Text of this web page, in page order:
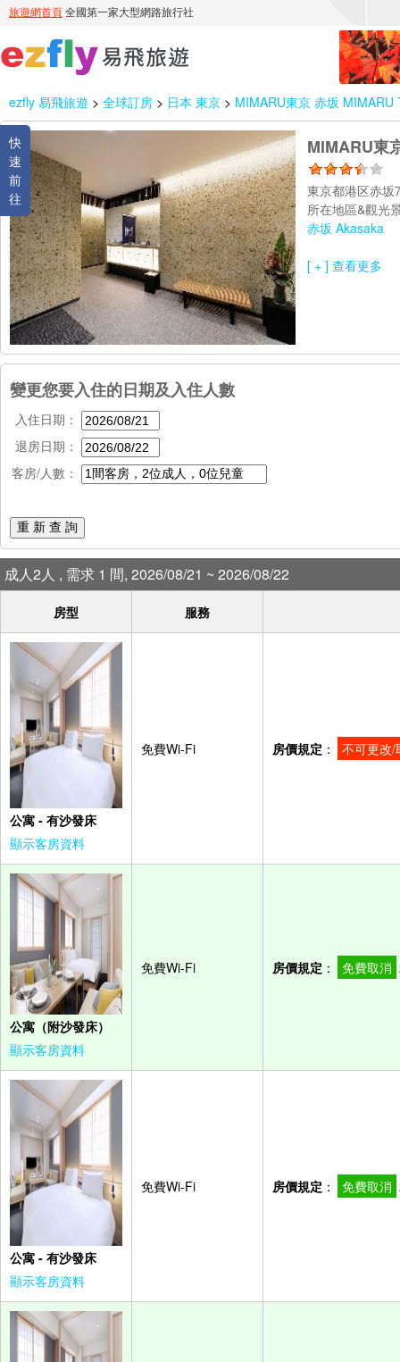
ezfly 易飛旅遊 > 全球訂房 > 日本 東京 > MIMARU東京 赤坂 MIMARU
快
速
前
往
MIMARU東
東京都港区赤
所在地區&觀光
赤坂 Akasaka
[ + ] 查看更多
變更您要入住的日期及入住人數
入住日期：
退房日期：
客房/人數：
重 新 查 詢
成人2人 , 需求 1 間, 2026/08/21 ~ 2026/08/22
房型 服務
公寓 - 有沙發床
顯示客房資料
免費Wi-Fi 房價規定 ： 不可更改/
公寓（附沙發床）
顯示客房資料
免費Wi-Fi 房價規定 ： 免費取消
公寓 - 有沙發床
顯示客房資料
免費Wi-Fi 房價規定 ： 免費取消